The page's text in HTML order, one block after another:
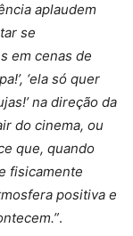
aplaudem
se
em cenas de
‘ela só quer
na direção da
do cinema, ou
que, quando
fisicamente
positiva e
.